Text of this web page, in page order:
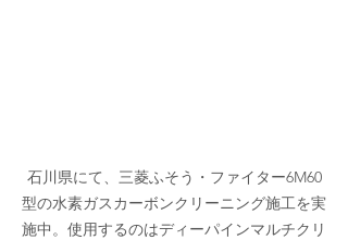
石川県にて、三菱ふそう・ファイター6M60
型の水素ガスカーボンクリーニング施工を実
施中。使用するのはディーパインマルチクリ